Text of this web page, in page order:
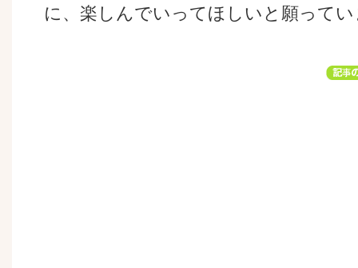
に、楽しんでいってほしいと願って